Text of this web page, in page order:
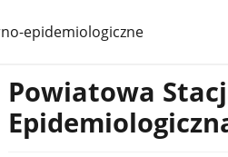
epidemiologiczne
Powiatowa